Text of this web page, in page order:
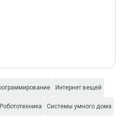
Интернет вещей
Робототехника Системы умного дома